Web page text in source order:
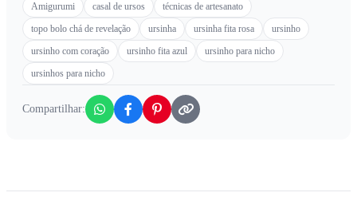
Amigurumi casal de ursos
técnicas de artesanato
topo bolo chá de revelação
ursinha ursinha fita rosa
ursinho
ursinho com coração
ursinho fita azul
ursinho para nicho
ursinhos para nicho
Compartilhar: